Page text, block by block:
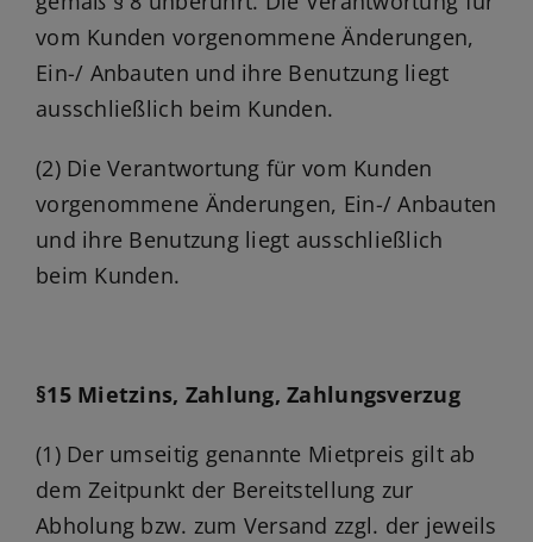
vom Kunden vorgenommene Änderungen,
Ein-/ Anbauten und ihre Benutzung liegt
ausschließlich beim Kunden.
(2) Die Verantwortung für vom Kunden
vorgenommene Änderungen, Ein-/ Anbauten
und ihre Benutzung liegt ausschließlich
beim Kunden.
§15 Mietzins, Zahlung, Zahlungsverzug
(1) Der umseitig genannte Mietpreis gilt ab
dem Zeitpunkt der Bereitstellung zur
Abholung bzw. zum Versand zzgl. der jeweils